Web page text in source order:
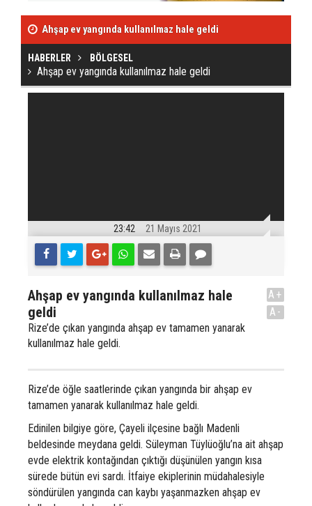
Ahşap ev yangında kullanılmaz hale geldi
HABERLER BÖLGESEL
Ahşap ev yangında kullanılmaz hale geldi
23:42 21 Mayıs 2021
Ahşap ev yangında kullanılmaz hale
geldi
Rize’de çıkan yangında ahşap ev tamamen yanarak
kullanılmaz hale geldi.
A+
A-
Rize’de öğle saatlerinde çıkan yangında bir ahşap ev
tamamen yanarak kullanılmaz hale geldi.
Edinilen bilgiye göre, Çayeli ilçesine bağlı Madenli
beldesinde meydana geldi. Süleyman Tüylüoğlu’na ait ahşap
evde elektrik kontağından çıktığı düşünülen yangın kısa
sürede bütün evi sardı. İtfaiye ekiplerinin müdahalesiyle
söndürülen yangında can kaybı yaşanmazken ahşap ev